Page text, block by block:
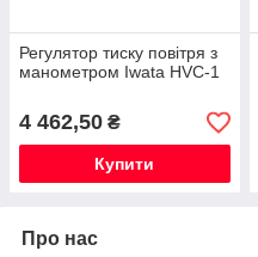
Регулятор тиску повітря з
манометром Iwata HVC-1
4 462,50 ₴
Купити
Про нас